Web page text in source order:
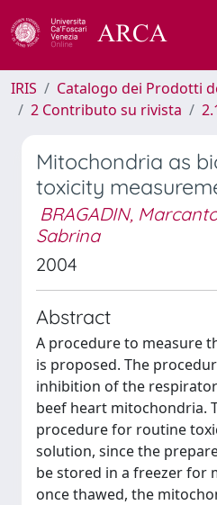
IRIS
Catalogo dei Prodotti
2 Contributo su rivista
Mitochondria as
toxicity
BRAGADIN,
Sabrina
2004
Abstract
A procedure to measure
is proposed. The
inhibition of the
beef heart mitochondria.
procedure for routine
solution, since the
be stored in a freezer for
once thawed, the